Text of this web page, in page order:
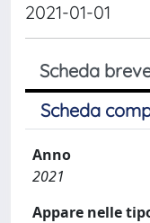
2021-01-01
Scheda
Scheda
Anno
2021
Appare nelle